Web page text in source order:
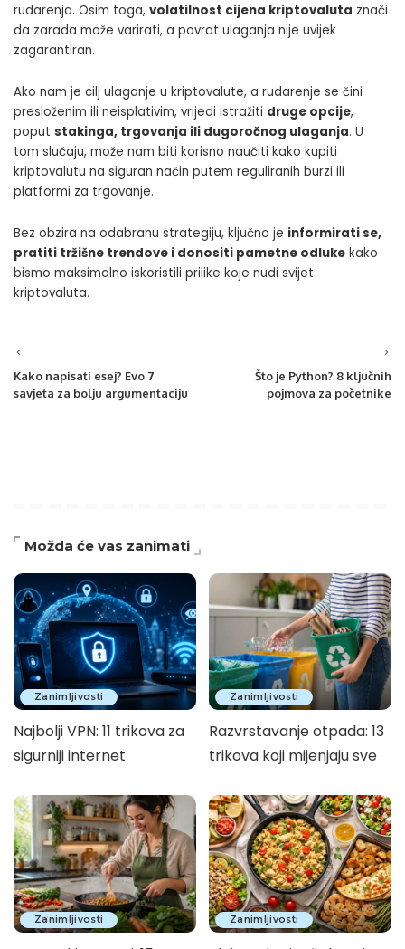
rudarenja. Osim toga, volatilnost cijena kriptovaluta znači
da zarada može varirati, a povrat ulaganja nije uvijek
zagarantiran.
Ako nam je cilj ulaganje u kriptovalute, a rudarenje se čini
presloženim ili neisplativim, vrijedi istražiti druge opcije,
poput stakinga, trgovanja ili dugoročnog ulaganja. U
tom slučaju, može nam biti korisno naučiti kako kupiti
kriptovalutu na siguran način putem reguliranih burzi ili
platformi za trgovanje.
Bez obzira na odabranu strategiju, ključno je informirati se,
pratiti tržišne trendove i donositi pametne odluke kako
bismo maksimalno iskoristili prilike koje nudi svijet
kriptovaluta.
Kako napisati esej? Evo 7
savjeta za bolju argumentaciju
Što je Python? 8 ključnih
pojmova za početnike
Možda će vas zanimati
Zanimljivosti
Najbolji VPN: 11 trikova za
sigurniji internet
Zanimljivosti
Razvrstavanje otpada: 13
trikova koji mijenjaju sve
Zanimljivosti Zanimljivosti